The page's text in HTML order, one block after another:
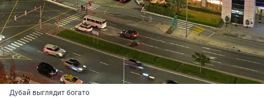
Дубай выглядит богато